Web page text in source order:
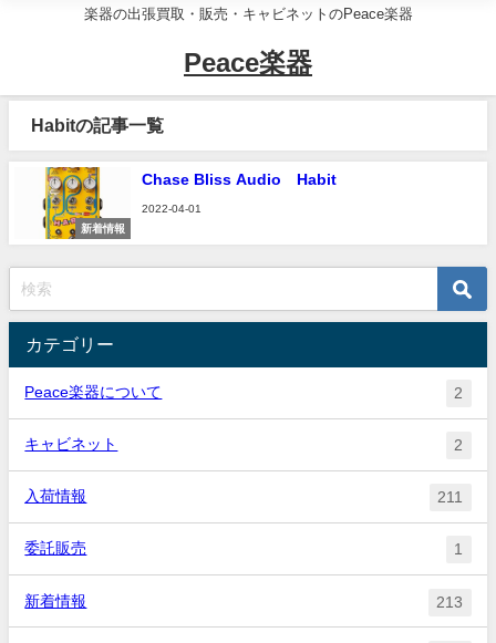
楽器の出張買取・販売・キャビネットのPeace楽器
Peace楽器
Habitの記事一覧
新着情報
Chase Bliss Audio Habit
2022-04-01
カテゴリー
Peace楽器について 2
キャビネット 2
入荷情報 211
委託販売 1
新着情報 213